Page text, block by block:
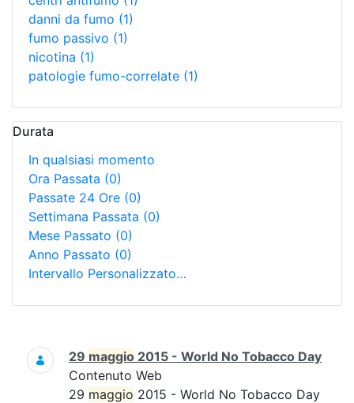
danni da fumo (1)
fumo passivo (1)
nicotina (1)
patologie fumo-correlate (1)
Durata
In qualsiasi momento
Ora Passata (0)
Passate 24 Ore (0)
Settimana Passata (0)
Mese Passato (0)
Anno Passato (0)
Intervallo Personalizzato…
Ricerca
29 maggio 2015 - World No Tobacco Day
Contenuto Web
29 maggio 2015 - World No Tobacco Day